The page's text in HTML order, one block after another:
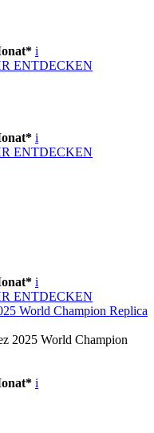
i
ENTDECKEN
i
ENTDECKEN
i
ENTDECKEN
World Champion Replica
2025 World Champion
i